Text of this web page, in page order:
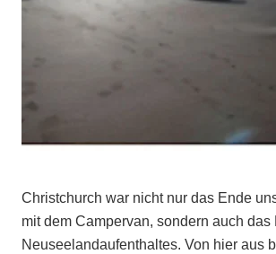
Christchurch war nicht nur das Ende
mit dem Campervan, sondern auch das
Neuseelandaufenthaltes. Von hier aus